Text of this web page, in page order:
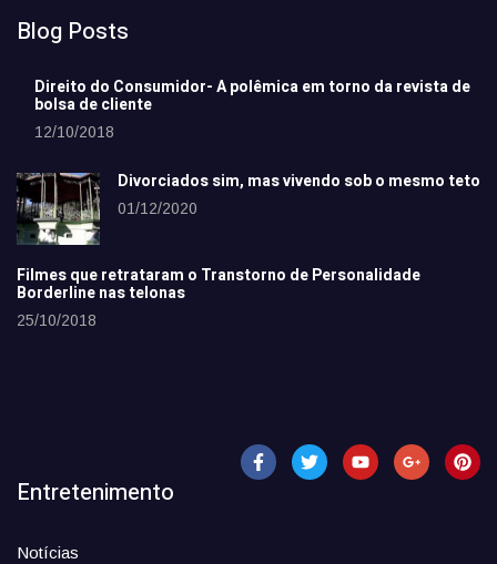
Blog Posts
Direito do Consumidor- A polêmica em torno da revista de
bolsa de cliente
12/10/2018
Divorciados sim, mas vivendo sob o mesmo teto
01/12/2020
Filmes que retrataram o Transtorno de Personalidade
Borderline nas telonas
25/10/2018
Entretenimento
Notícias